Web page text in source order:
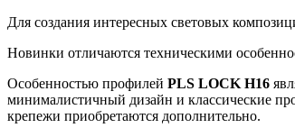
Для создания интересных световых
Новинки отличаются техническими
Особенностью профилей PLS LOCK H16
минималистичный дизайн и классические
крепежи приобретаются дополнительно.